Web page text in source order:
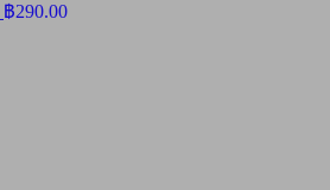
฿290.00